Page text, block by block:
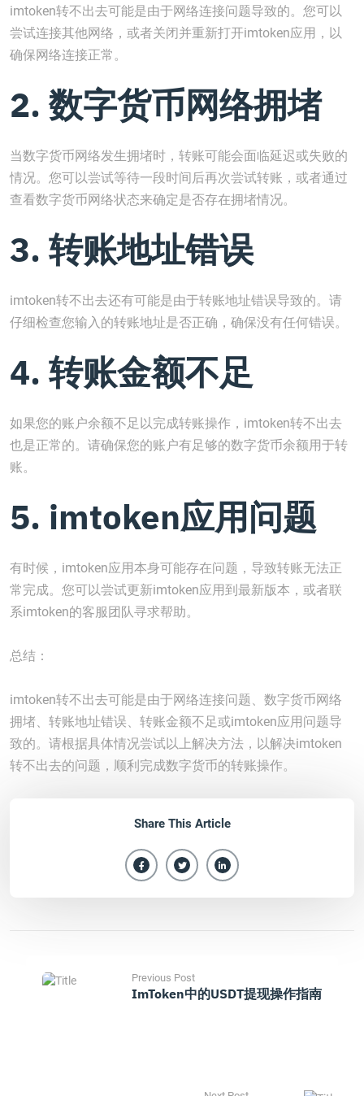
imtoken转不出去可能是由于网络连接问题导致的。您可以
尝试连接其他网络，或者关闭并重新打开imtoken应用，以
确保网络连接正常。
2. 数字货币网络拥堵
当数字货币网络发生拥堵时，转账可能会面临延迟或失败的
情况。您可以尝试等待一段时间后再次尝试转账，或者通过
查看数字货币网络状态来确定是否存在拥堵情况。
3. 转账地址错误
imtoken转不出去还有可能是由于转账地址错误导致的。请
仔细检查您输入的转账地址是否正确，确保没有任何错误。
4. 转账金额不足
如果您的账户余额不足以完成转账操作，imtoken转不出去
也是正常的。请确保您的账户有足够的数字货币余额用于转
账。
5. imtoken应用问题
有时候，imtoken应用本身可能存在问题，导致转账无法正
常完成。您可以尝试更新imtoken应用到最新版本，或者联
系imtoken的客服团队寻求帮助。
总结：
imtoken转不出去可能是由于网络连接问题、数字货币网络
拥堵、转账地址错误、转账金额不足或imtoken应用问题导
致的。请根据具体情况尝试以上解决方法，以解决imtoken
转不出去的问题，顺利完成数字货币的转账操作。
Share This Article
Previous Post
ImToken中的USDT提现操作指南